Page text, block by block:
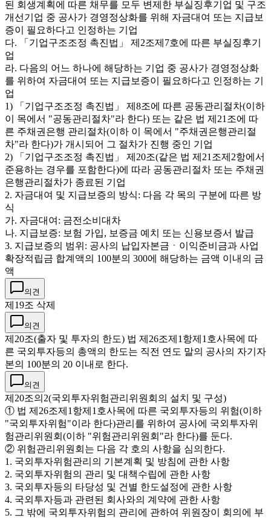
된 회생계획에 따른 채무를 모두 변제한 부실징후기업 및 구조
개선기업 중 공사가 경영정상화를 위해 자금대여 또는 지급보
증이 필요하다고 인정하는 기업
다. 「기업구조조정 촉진법」 제2조제7호에 따른 부실징후기
업
라. 다음의 어느 하나에 해당하는 기업 중 공사가 경영정상화
를 위하여 자금대여 또는 지급보증이 필요하다고 인정하는 기
업
1) 「기업구조조정 촉진법」 제8조에 따른 공동관리절차(이하
이 목에서 "공동관리절차"라 한다) 또는 같은 법 제21조에 따
른 주채권은행 관리절차(이하 이 목에서 "주채권은행관리절
차"라 한다)가 개시되어 그 절차가 진행 중인 기업
2) 「기업구조조정 촉진법」 제20조(같은 법 제21조제2항에서
준용하는 경우를 포함한다)에 따라 공동관리절차 또는 주채권
은행관리절차가 종료된 기업
2. 자금대여 및 지급보증의 방식: 다음 각 목의 구분에 따른 방
식
가. 자금대여: 금전소비대차
나. 지급보증: 보험 가입, 보증금 예치 또는 신용보증서 발급
3. 지급보증의 범위: 공사의 납입자본금ㆍ이익준비금과 사업
확장적립금 합계액의 100분의 300에 해당하는 금액 이내의 금
액
의견
제19조 삭제
의견
제20조(출자 및 투자의 한도) 법 제26조제1항제1호사목에 따
른 국외투자등의 총액의 한도는 직전 연도 말의 공사의 자기자
본의 100분의 20 이내로 한다.
의견
제20조의2(국외투자위험관리위원회의 설치 및 구성)
① 법 제26조제1항제1호사목에 따른 국외투자등의 위험(이하
"국외투자위험"이라 한다)관리를 위하여 공사에 국외투자위
험관리위원회(이하 "위험관리위원회"라 한다)를 둔다.
② 위험관리위원회는 다음 각 호의 사항을 심의한다.
1. 국외투자위험관리의 기본계획 및 방침에 관한 사항
2. 국외투자위험의 관리 및 대책수립에 관한 사항
3. 국외투자등의 타당성 및 건별 한도설정에 관한 사항
4. 국외투자등과 관련된 회사와의 계약에 관한 사항
5. 그 밖에 국외투자위험의 관리에 관하여 위원장이 회의에 부